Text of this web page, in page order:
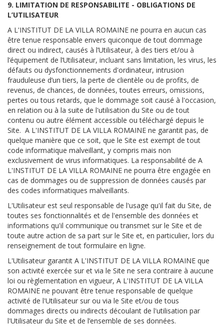
9. LIMITATION DE RESPONSABILITE - OBLIGATIONS DE
L’UTILISATEUR
A L'INSTITUT DE LA VILLA ROMAINE ne pourra en aucun cas
être tenue responsable envers quiconque de tout dommage
direct ou indirect, causés à l’Utilisateur, à des tiers et/ou à
l’équipement de l’Utilisateur, incluant sans limitation, les virus, les
défauts ou dysfonctionnements d'ordinateur, intrusion
frauduleuse d’un tiers, la perte de clientèle ou de profits, de
revenus, de chances, de données, toutes erreurs, omissions,
pertes ou tous retards, que le dommage soit causé à l'occasion,
en relation ou à la suite de l'utilisation du Site ou de tout
contenu ou autre élément accessible ou téléchargé depuis le
Site. A L'INSTITUT DE LA VILLA ROMAINE ne garantit pas, de
quelque manière que ce soit, que le Site est exempt de tout
code informatique malveillant, y compris mais non
exclusivement de virus informatiques. La responsabilité de A
L'INSTITUT DE LA VILLA ROMAINE ne pourra être engagée en
cas de dommages ou de suppression de données causés par
des codes informatiques malveillants.
L'Utilisateur est seul responsable de l'usage qu'il fait du Site, de
toutes ses fonctionnalités et de l'ensemble des données et
informations qu'il communique ou transmet sur le Site et de
toute autre action de sa part sur le Site et, en particulier, lors du
renseignement de tout formulaire en ligne.
L'Utilisateur garantit A L'INSTITUT DE LA VILLA ROMAINE que
son activité exercée sur et via le Site ne sera contraire à aucune
loi ou règlementation en vigueur, A L'INSTITUT DE LA VILLA
ROMAINE ne pouvant être tenue responsable de quelque
activité de l'Utilisateur sur ou via le Site et/ou de tous
dommages directs ou indirects découlant de l'utilisation par
l'Utilisateur du Site et de l’ensemble de ses données.